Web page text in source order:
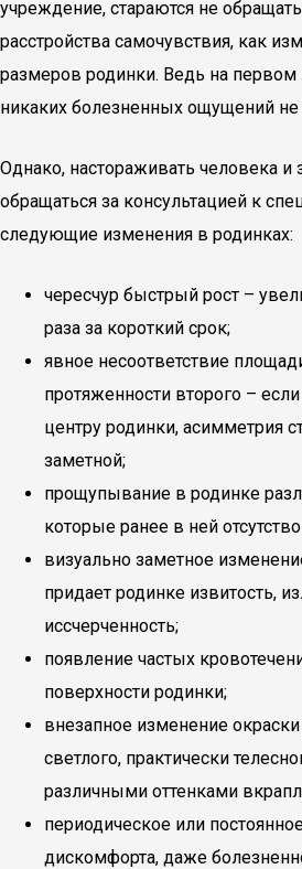
учреждение, стараются не
расстройства самочувствия, как
размеров родинки. Ведь на первом
никаких болезненных ощущений не
Однако, настораживать человека и
обращаться за консультацией к
следующие изменения в родинках:
чересчур быстрый рост –
раза за короткий срок;
явное несоответствие
протяженности второго –
центру родинки, асимметрия
заметной;
прощупывание в родинке
которые ранее в ней
визуально заметное
придает родинке извитость,
иссчерченность;
появление частых
поверхности родинки;
внезапное изменение
светлого, практически
различными оттенками
периодическое или
дискомфорта, даже